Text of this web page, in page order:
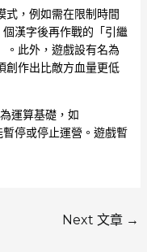
式，例如需在限制時間
漢字後再作戰的「引繼
。此外，遊戲設有名為
創作出比敵方血量更低
運算基礎，如
停或停止運營。遊戲暫
Next 文章 →